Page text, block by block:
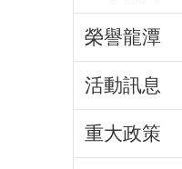
榮譽龍潭
活動訊息
重大政策